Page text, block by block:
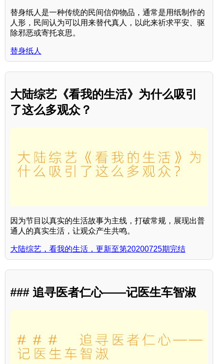
替身纸人是一种传统的民间信仰物品，通常是用纸制作的
人形，民间认为可以用来替代真人，以此来祈求平安、驱
除邪恶或寄托哀思。
替身纸人
大陆综艺《看我的生活》为什么吸引
了这么多观众？
因为节目以真实的生活故事为主线，打破常规，展现出普
通人的真实生活，让观众产生共鸣。
大陆综艺，看我的生活，更新至第20200725期完结
### 追寻医者仁心——记医生车智淑